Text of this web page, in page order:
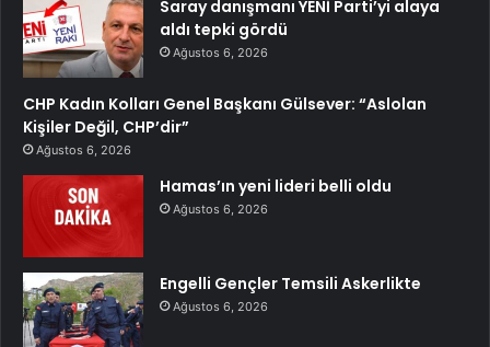
Saray danışmanı YENİ Parti’yi alaya
aldı tepki gördü
Ağustos 6, 2026
CHP Kadın Kolları Genel Başkanı Gülsever: “Aslolan
Kişiler Değil, CHP’dir”
Ağustos 6, 2026
Hamas’ın yeni lideri belli oldu
Ağustos 6, 2026
Engelli Gençler Temsili Askerlikte
Ağustos 6, 2026